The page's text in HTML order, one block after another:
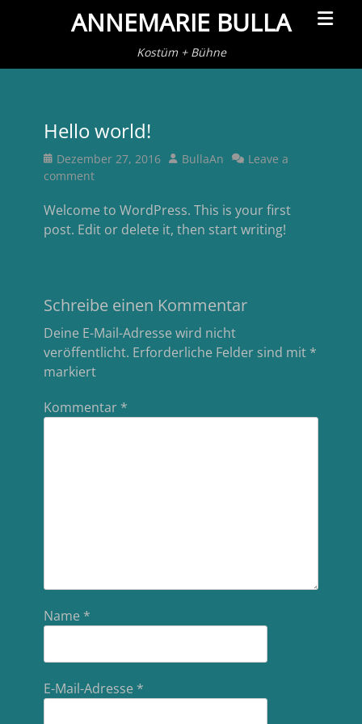
ANNEMARIE BULLA
Kostüm + Bühne
Menu
Hello world!
Posted
on
Dezember 27, 2016 Author
BullaAn
Leave a
comment
Welcome to WordPress. This is your first
post. Edit or delete it, then start writing!
Schreibe einen Kommentar
Deine E-Mail-Adresse wird nicht
veröffentlicht. Erforderliche Felder sind mit *
markiert
Kommentar *
Name *
E-Mail-Adresse *